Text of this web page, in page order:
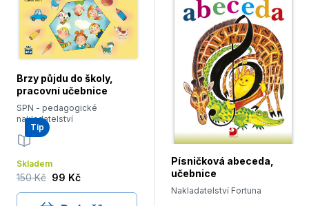
Tip
Brzy půjdu do školy,
pracovní učebnice
SPN - pedagogické
nakladatelství
Skladem
150 Kč 99 Kč
Písničková abeceda,
učebnice
Nakladatelství Fortuna